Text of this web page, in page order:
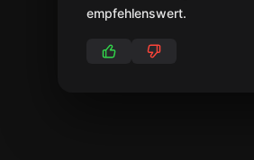
empfehlenswert.